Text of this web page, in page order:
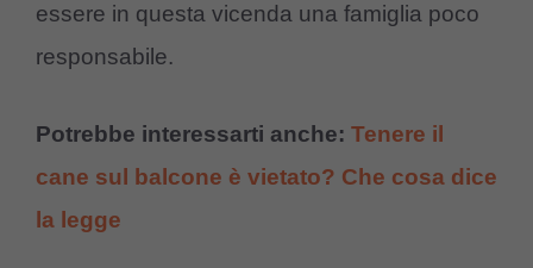
essere in questa vicenda una famiglia poco
responsabile.
Potrebbe interessarti anche: Tenere il
cane sul balcone è vietato? Che cosa dice
la legge